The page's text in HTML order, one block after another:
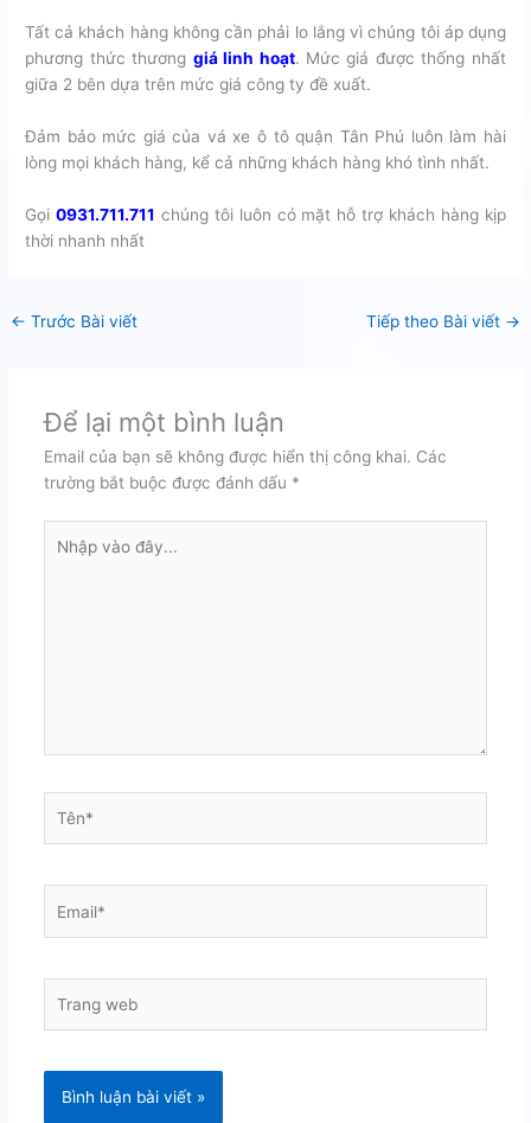
Tất cả khách hàng không cần phải lo lắng vì chúng tôi áp dụng
phương thức thương giá linh hoạt. Mức giá được thống nhất
giữa 2 bên dựa trên mức giá công ty đề xuất.
Đảm bảo mức giá của vá xe ô tô quận Tân Phú luôn làm hài
lòng mọi khách hàng, kể cả những khách hàng khó tình nhất.
Gọi 0931.711.711 chúng tôi luôn có mặt hỗ trợ khách hàng kịp
thời nhanh nhất
← Trước Bài viết Tiếp theo Bài viết →
Để lại một bình luận
Email của bạn sẽ không được hiển thị công khai. Các
trường bắt buộc được đánh dấu *
vào
web